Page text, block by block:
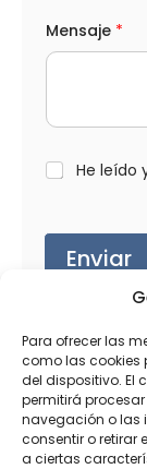
Para ofrecer las
como las
del dispositivo. El
permitirá
navegación o las
consentir o retirar
a ciertas
Mensaje *
L
*
He leído
Enviar